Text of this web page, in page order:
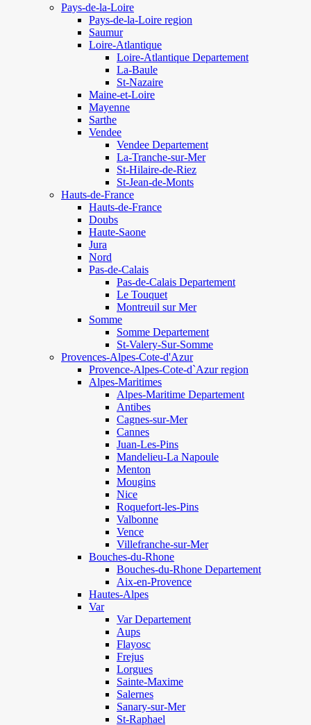
Pays-de-la-Loire
Pays-de-la-Loire region
Saumur
Loire-Atlantique
Loire-Atlantique Departement
La-Baule
St-Nazaire
Maine-et-Loire
Mayenne
Sarthe
Vendee
Vendee Departement
La-Tranche-sur-Mer
St-Hilaire-de-Riez
St-Jean-de-Monts
Hauts-de-France
Hauts-de-France
Doubs
Haute-Saone
Jura
Nord
Pas-de-Calais
Pas-de-Calais Departement
Le Touquet
Montreuil sur Mer
Somme
Somme Departement
St-Valery-Sur-Somme
Provences-Alpes-Cote-d'Azur
Provence-Alpes-Cote-d`Azur region
Alpes-Maritimes
Alpes-Maritime Departement
Antibes
Cagnes-sur-Mer
Cannes
Juan-Les-Pins
Mandelieu-La Napoule
Menton
Mougins
Nice
Roquefort-les-Pins
Valbonne
Vence
Villefranche-sur-Mer
Bouches-du-Rhone
Bouches-du-Rhone Departement
Aix-en-Provence
Hautes-Alpes
Var
Var Departement
Aups
Flayosc
Frejus
Lorgues
Sainte-Maxime
Salernes
Sanary-sur-Mer
St-Raphael